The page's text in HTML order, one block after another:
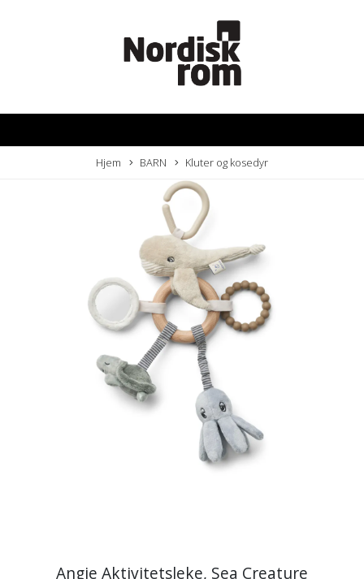
Hjem BARN Kluter og kosedyr
Angie Aktivitetsleke, Sea Creature